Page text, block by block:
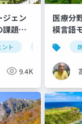
ジェン
課題と
ト エージェントai
9.4K
医療分
模言語